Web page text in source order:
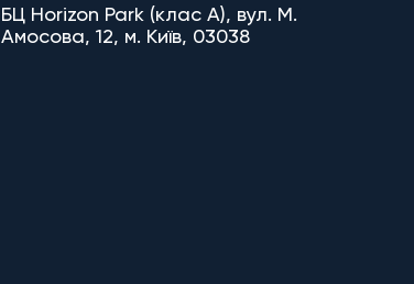
БЦ Horizon Park (клас A), вул. М.
Амосова, 12, м. Київ, 03038